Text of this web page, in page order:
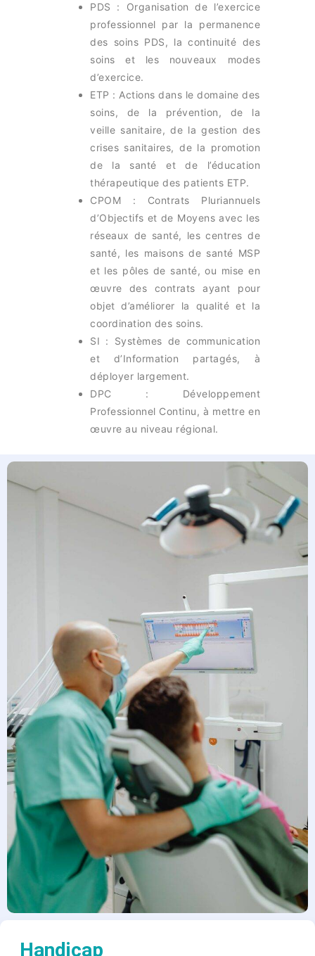
PDS : Organisation de l’exercice
professionnel par la permanence
des soins PDS, la continuité des
soins et les nouveaux modes
d’exercice.
ETP : Actions dans le domaine des
soins, de la prévention, de la
veille sanitaire, de la gestion des
crises sanitaires, de la promotion
de la santé et de l’éducation
thérapeutique des patients ETP.
CPOM : Contrats Pluriannuels
d’Objectifs et de Moyens avec les
réseaux de santé, les centres de
santé, les maisons de santé MSP
et les pôles de santé, ou mise en
œuvre des contrats ayant pour
objet d’améliorer la qualité et la
coordination des soins.
SI : Systèmes de communication
et d’Information partagés, à
déployer largement.
DPC : Développement
Professionnel Continu, à mettre en
œuvre au niveau régional.
Handicap